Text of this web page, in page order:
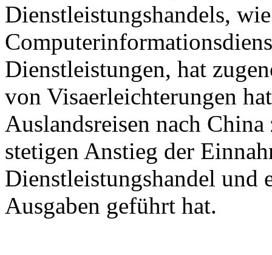
Dienstleistungshandels,
Dienstleistungen, hat
von Visaerleichterungen
Auslandsreisen nach
stetigen Anstieg der
Dienstleistungshandel und
Ausgaben geführt hat.